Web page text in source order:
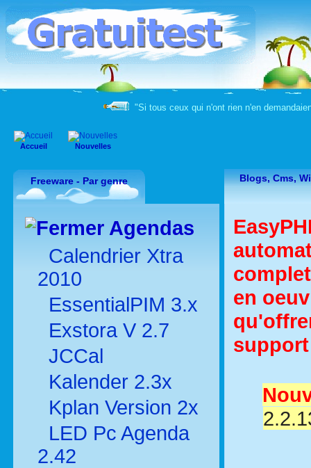
"Si tous ceux qui n'ont rien n'en
Accueil Nouvelles
Freeware - Par genre
Agendas
Calendrier Xtra
2010
EssentialPIM 3.x
Exstora V 2.7
JCCal
Kalender 2.3x
Kplan Version 2x
LED Pc Agenda
2.42
Blogs, Cms,
en